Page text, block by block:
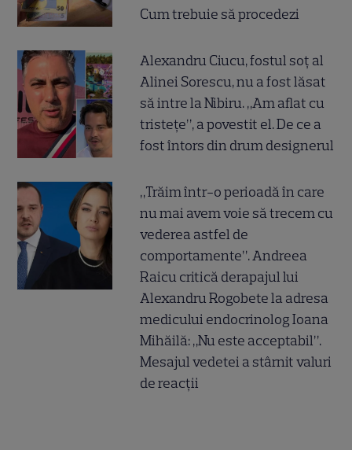
Cum trebuie să procedezi
Alexandru Ciucu, fostul soț al
Alinei Sorescu, nu a fost lăsat
să intre la Nibiru. „Am aflat cu
tristețe”, a povestit el. De ce a
fost întors din drum designerul
„Trăim într-o perioadă în care
nu mai avem voie să trecem cu
vederea astfel de
comportamente”. Andreea
Raicu critică derapajul lui
Alexandru Rogobete la adresa
medicului endocrinolog Ioana
Mihăilă: „Nu este acceptabil”.
Mesajul vedetei a stârnit valuri
de reacții